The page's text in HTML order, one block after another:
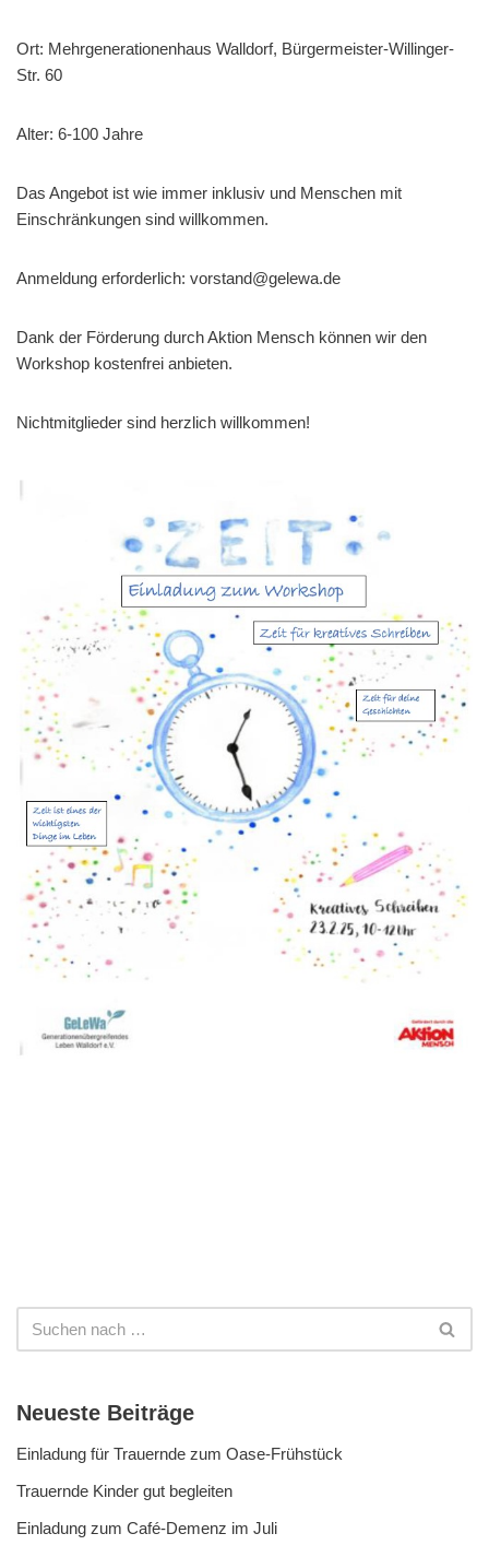
Ort: Mehrgenerationenhaus Walldorf, Bürgermeister-Willinger-
Str. 60
Alter: 6-100 Jahre
Das Angebot ist wie immer inklusiv und Menschen mit
Einschränkungen sind willkommen.
Anmeldung erforderlich: vorstand@gelewa.de
Dank der Förderung durch Aktion Mensch können wir den
Workshop kostenfrei anbieten.
Nichtmitglieder sind herzlich willkommen!
Neueste Beiträge
Einladung für Trauernde zum Oase-Frühstück
Trauernde Kinder gut begleiten
Einladung zum Café-Demenz im Juli